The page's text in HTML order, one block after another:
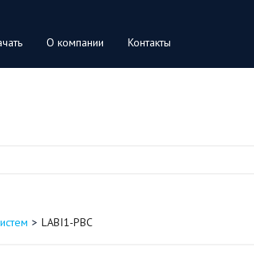
О компании Контакты
LABI1-PBC